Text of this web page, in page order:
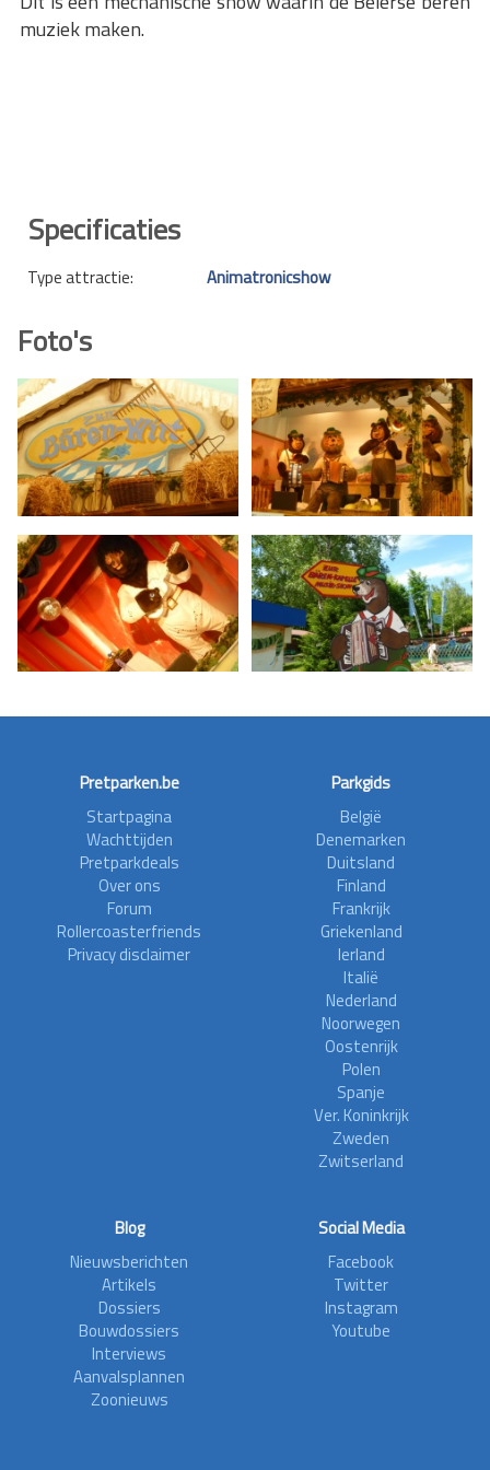
muziek maken.
Specificaties
Type attractie: Animatronicshow
Foto's
Pretparken.be
Startpagina
Wachttijden
Pretparkdeals
Over ons
Forum
Rollercoasterfriends
Privacy disclaimer
Parkgids
België
Denemarken
Duitsland
Finland
Frankrijk
Griekenland
Ierland
Italië
Nederland
Noorwegen
Oostenrijk
Polen
Spanje
Ver. Koninkrijk
Zweden
Zwitserland
Blog
Nieuwsberichten
Artikels
Dossiers
Bouwdossiers
Interviews
Aanvalsplannen
Zoonieuws
Social Media
Facebook
Twitter
Instagram
Youtube